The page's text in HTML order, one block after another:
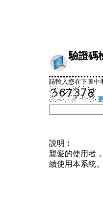
驗證碼
請輸入您在下圖中
說明︰
親愛的使用者
續使用本系統